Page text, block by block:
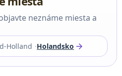
neznáme miesta a
Holland Holandsko arrow_forward